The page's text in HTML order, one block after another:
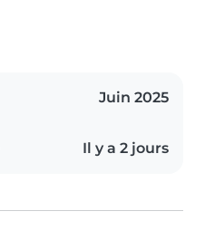
Juin 2025
Il y a 2 jours